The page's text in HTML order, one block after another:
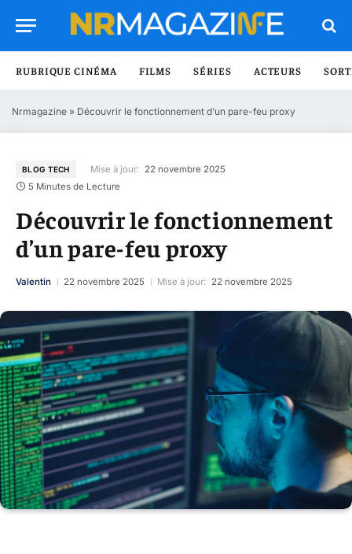
RUBRIQUE CINÉMA FILMS SÉRIES ACTEURS
Nrmagazine » Découvrir le fonctionnement d’un pare-feu proxy
BLOG TECH Mise à jour: 22 novembre 2025
5 Minutes de Lecture
Découvrir le fonctionnement
d’un pare-feu proxy
Valentin 22 novembre 2025 Mise à jour: 22 novembre 2025